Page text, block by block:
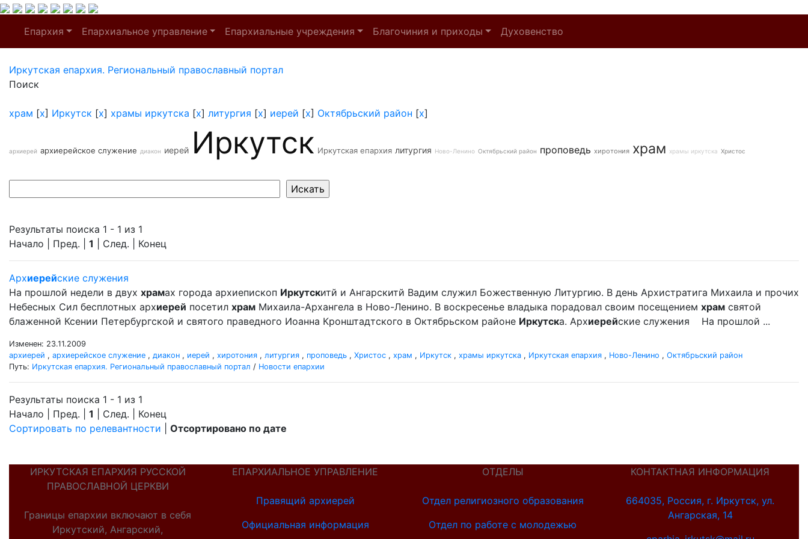
Епархия Епархиальное управление Епархиальные учреждения Благочиния и приходы Духовенство
Иркутская епархия. Региональный православный портал
Поиск
храм [x] Иркутск [x] храмы иркутска [x] литургия [x] иерей [x] Октябрьский район [x]
архиерей архиерейское служение диакон иерей Иркутск Иркутская епархия литургия Ново-Ленино Октябрьский район проповедь хиротония храм храмы иркутска Христос
Результаты поиска 1 - 1 из 1
Начало | Пред. | 1 | След. | Конец
Архиерейские служения
На прошлой недели в двух храмах города архиепископ Иркутскитй и Ангарскитй Вадим служил Божественную Литургию. В день Архистратига Михаила и прочих
Небесных Сил бесплотных архиерей посетил храм Михаила-Архангела в Ново-Ленино. В воскресенье владыка порадовал своим посещением храм святой
блаженной Ксении Петербургской и святого праведного Иоанна Кронштадтского в Октябрьском районе Иркутска. Архиерейские служения На прошлой ...
Изменен: 23.11.2009
архиерей , архиерейское служение , диакон , иерей , хиротония , литургия , проповедь , Христос , храм , Иркутск , храмы иркутска , Иркутская епархия , Ново-Ленино , Октябрьский район
Путь: Иркутская епархия. Региональный православный портал / Новости епархии
Результаты поиска 1 - 1 из 1
Начало | Пред. | 1 | След. | Конец
Сортировать по релевантности
Отсортировано по дате
ИРКУТСКАЯ ЕПАРХИЯ РУССКОЙ
ПРАВОСЛАВНОЙ ЦЕРКВИ
Границы епархии включают в себя
Иркутский, Ангарский,
ЕПАРХИАЛЬНОЕ УПРАВЛЕНИЕ
Правящий архиерей
Официальная информация
ОТДЕЛЫ
Отдел религиозного образования
Отдел по работе с молодежью
КОНТАКТНАЯ ИНФОРМАЦИЯ
664035, Россия, г. Иркутск, ул.
Ангарская, 14